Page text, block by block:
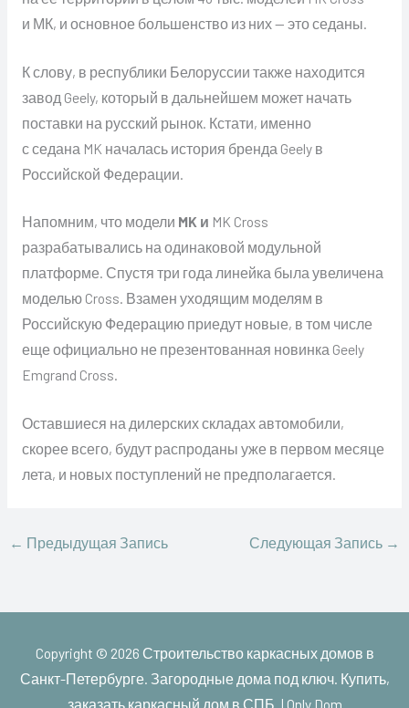
и МК, и основное большенство из них — это седаны.
К слову, в республики Белоруссии также находится
завод Geely, который в дальнейшем может начать
поставки на русский рынок. Кстати, именно
с седана MK началась история бренда Geely в
Российской Федерации.
Напомним, что модели MK и MK Cross
разрабатывались на одинаковой модульной
платформе. Спустя три года линейка была увеличена
моделью Cross. Взамен уходящим моделям в
Российскую Федерацию приедут новые, в том числе
еще официально не презентованная новинка Geely
Emgrand Cross.
Оставшиеся на дилерских складах автомобили,
скорее всего, будут распроданы уже в первом месяце
лета, и новых поступлений не предполагается.
← Предыдущая Запись Следующая Запись →
Copyright © 2026 Строительство каркасных домов в
Санкт-Петербурге. Загородные дома под ключ. Купить,
заказать каркасный дом в СПБ. | Only Dom